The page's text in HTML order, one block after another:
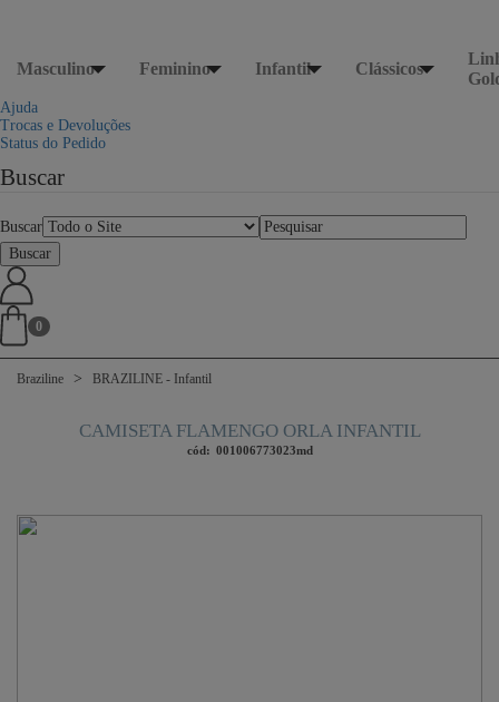
Masculino Feminino Infantil Clássicos
Ajuda
Trocas e Devoluções
Status do Pedido
Buscar
Buscar
0
Braziline BRAZILINE - Infantil
CAMISETA FLAMENGO ORLA INFANTIL
cód: 001006773023md